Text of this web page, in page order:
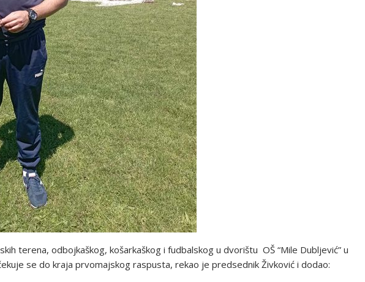
terena, odbojkaškog, košarkaškog i fudbalskog u dvorištu OŠ “Mile Dubljević” u
se do kraja prvomajskog raspusta, rekao je predsednik Živković i dodao: